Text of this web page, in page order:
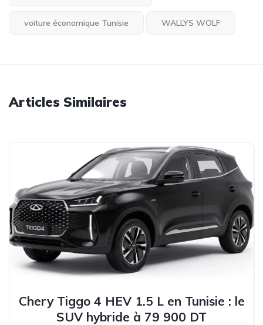
voiture économique Tunisie WALLYS WOLF
Articles Similaires
Chery Tiggo 4 HEV 1.5 L en Tunisie : le
SUV hybride à 79 900 DT